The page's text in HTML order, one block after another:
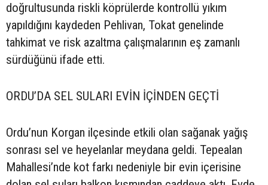
doğrultusunda riskli köprülerde kontrollü yıkım
yapıldığını kaydeden Pehlivan, Tokat genelinde
tahkimat ve risk azaltma çalışmalarının eş zamanlı
sürdüğünü ifade etti.
ORDU’DA SEL SULARI EVİN İÇİNDEN GEÇTİ
Ordu’nun Korgan ilçesinde etkili olan sağanak yağış
sonrası sel ve heyelanlar meydana geldi. Tepealan
Mahallesi’nde kot farkı nedeniyle bir evin içerisine